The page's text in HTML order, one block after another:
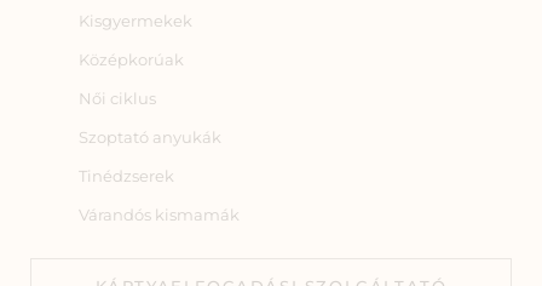
Kisgyermekek
Középkorúak
Női ciklus
Szoptató anyukák
Tinédzserek
Várandós kismamák